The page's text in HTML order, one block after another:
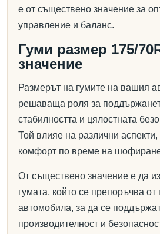
е от съществено значение за
управление и баланс.
Гуми размер 175/
значение
Размерът на гумите на вашия
решаваща роля за
стабилността и цялостната
Той влияе на различни
комфорт по време на
От съществено значение е да
гумата, който се препоръчва от
автомобила, за да се
производителност и